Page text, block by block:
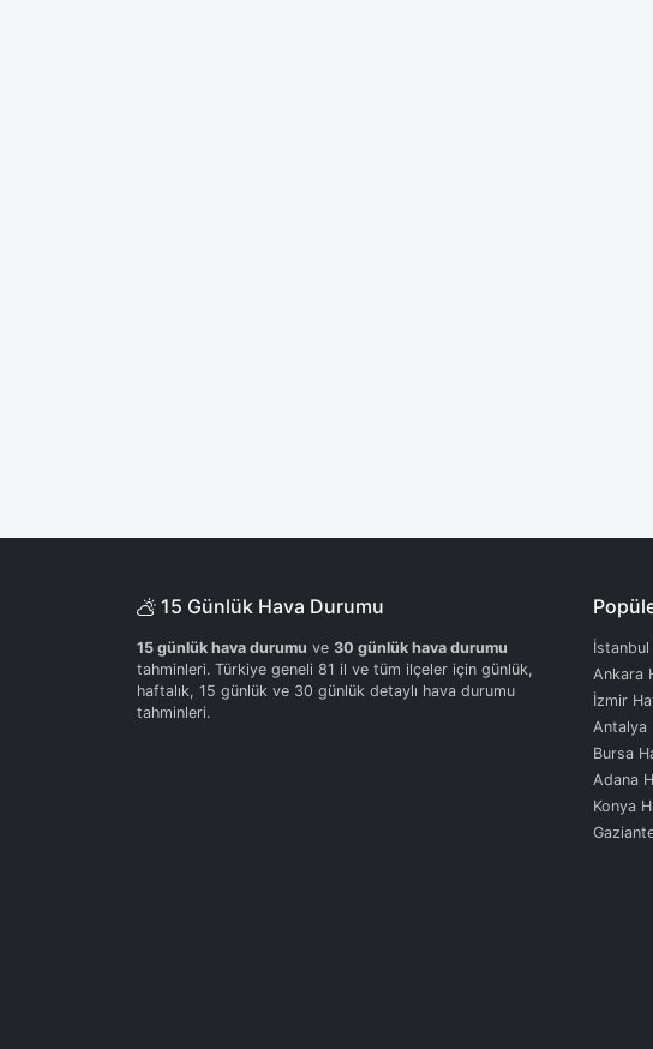
15 Günlük Hava Durumu
15 günlük hava durumu ve 30 günlük hava durumu
tahminleri. Türkiye geneli 81 il ve tüm ilçeler için günlük,
haftalık, 15 günlük ve 30 günlük detaylı hava durumu
tahminleri.
İstanbul
Ankara
İzmir
Antalya
Bursa
Adana
Konya